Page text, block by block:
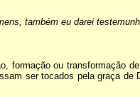
também eu darei
formação ou transformação
ser tocados pela graça de